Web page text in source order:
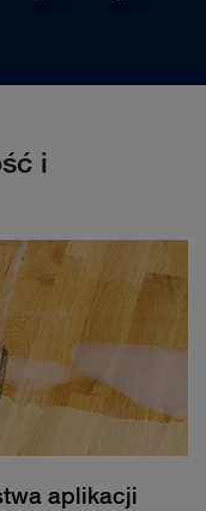
i
aplikacji